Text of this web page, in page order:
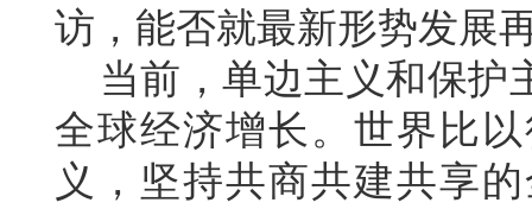
访，能否就最新形势发展
当前，单边主义和保护
全球经济增长。世界比
义，坚持共商共建共享